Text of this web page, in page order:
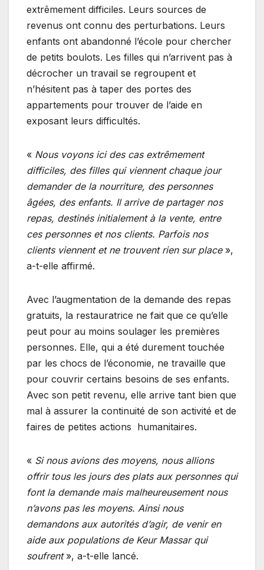
extrêmement difficiles. Leurs sources de
revenus ont connu des perturbations. Leurs
enfants ont abandonné l’école pour chercher
de petits boulots. Les filles qui n’arrivent pas à
décrocher un travail se regroupent et
n’hésitent pas à taper des portes des
appartements pour trouver de l’aide en
exposant leurs difficultés.
« Nous voyons ici des cas extrêmement
difficiles, des filles qui viennent chaque jour
demander de la nourriture, des personnes
âgées, des enfants. Il arrive de partager nos
repas, destinés initialement à la vente, entre
ces personnes et nos clients. Parfois nos
clients viennent et ne trouvent rien sur place»,
a-t-elle affirmé.
Avec l’augmentation de la demande des repas
gratuits, la restauratrice ne fait que ce qu’elle
peut pour au moins soulager les premières
personnes. Elle, qui a été durement touchée
par les chocs de l’économie, ne travaille que
pour couvrir certains besoins de ses enfants.
Avec son petit revenu, elle arrive tant bien que
mal à assurer la continuité de son activité et de
faires de petites actions humanitaires.
« Si nous avions des moyens, nous allions
offrir tous les jours des plats aux personnes qui
font la demande mais malheureusement nous
n’avons pas les moyens. Ainsi nous
demandons aux autorités d’agir, de venir en
aide aux populations de Keur Massar qui
soufrent», a-t-elle lancé.